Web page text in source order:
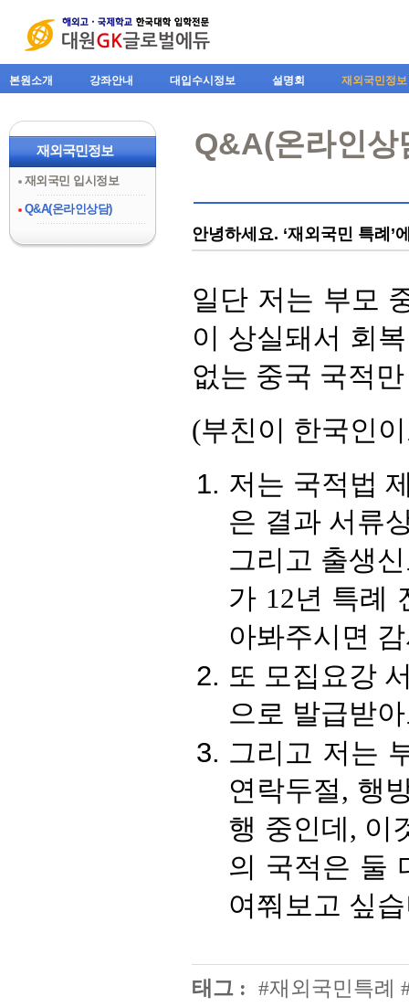
본원소개 강좌안내 대입수시정보 설명회 재외국민정보
재외국민정보
재외국민 입시정보
Q&A(온라인상담)
Q&A(온라인상
안녕하세요. ‘재외국민 특례’
일단 저는 부모
이 상실돼서 회
없는 중국 국적
(부친이 한국인
저는 국적법
은 결과 서류
그리고 출생
가 12년 특례
아봐주시면
또 모집요강
으로 발급받
그리고 저는
연락두절, 행
행 중인데, 이
의 국적은 둘
여쭤보고 싶
태그 : #재외국민특례